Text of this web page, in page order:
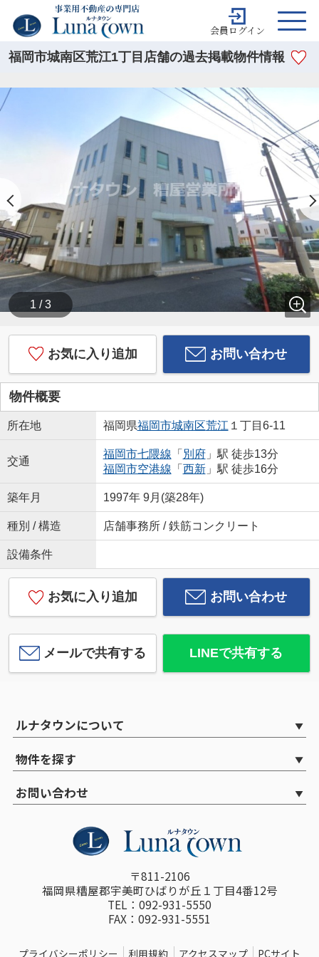
会員ログイン
福岡市城南区荒江1丁目店舗の過去掲載物件情報
1 / 3
お気に入り追加 お問い合わせ
物件概要
所在地 福岡県福岡市城南区荒江 １丁目6-11
交通
福岡市七隈線 「 別府」駅 徒歩13分
福岡市空港線 「 西新」駅 徒歩16分
築年月 1997年 9月(築28年)
種別 / 構造 店舗事務所 / 鉄筋コンクリート
設備条件
お気に入り追加 お問い合わせ
メールで共有する LINEで共有する
ルナタウンについて
物件を探す
お問い合わせ
〒811-2106
福岡県糟屋郡宇美町ひばりが丘１丁目4番12号
TEL：092-931-5550
FAX：092-931-5551
プライバシーポリシー 利用規約 アクセスマップ PCサイト